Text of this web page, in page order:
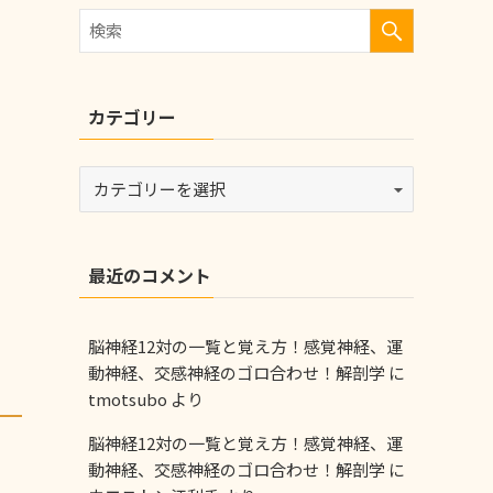
カテゴリー
最近のコメント
脳神経12対の一覧と覚え方！感覚神経、運
動神経、交感神経のゴロ合わせ！解剖学 に
tmotsubo より
脳神経12対の一覧と覚え方！感覚神経、運
動神経、交感神経のゴロ合わせ！解剖学 に